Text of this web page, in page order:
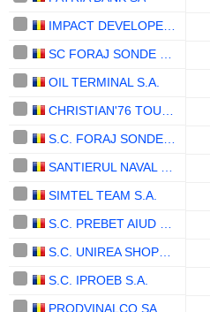
OIL TERMINAL S.A.
SIMTEL TEAM S.A.
S.C. IPROEB S.A.
PRODVINALCO SA